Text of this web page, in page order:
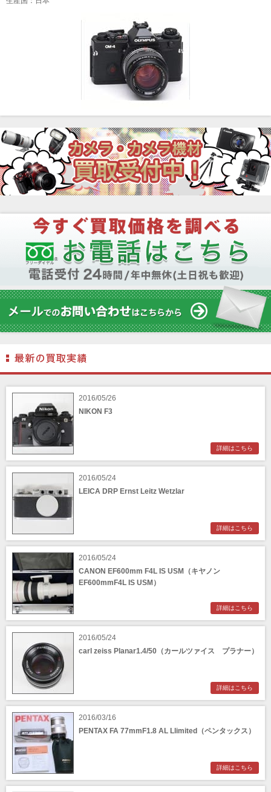
2016/05/26
NIKON F3
詳細はこちら
2016/05/24
LEICA DRP Ernst Leitz Wetzlar
詳細はこちら
2016/05/24
CANON EF600mm F4L IS USM（キヤノン
EF600mmF4L IS USM）
詳細はこちら
2016/05/24
carl zeiss Planar1.4/50（カールツァイス プラナー）
詳細はこちら
2016/03/16
PENTAX FA 77mmF1.8 AL Llimited（ペンタックス）
詳細はこちら